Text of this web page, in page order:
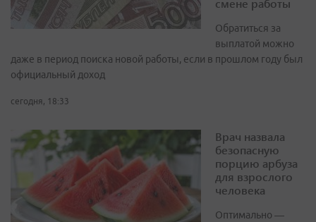
смене работы
Обратиться за
выплатой можно
даже в период поиска новой работы, если в прошлом году был
официальный доход
сегодня, 18:33
Врач назвала
безопасную
порцию арбуза
для взрослого
человека
Оптимально —